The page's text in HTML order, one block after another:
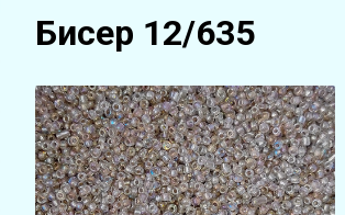
Бисер 12/635